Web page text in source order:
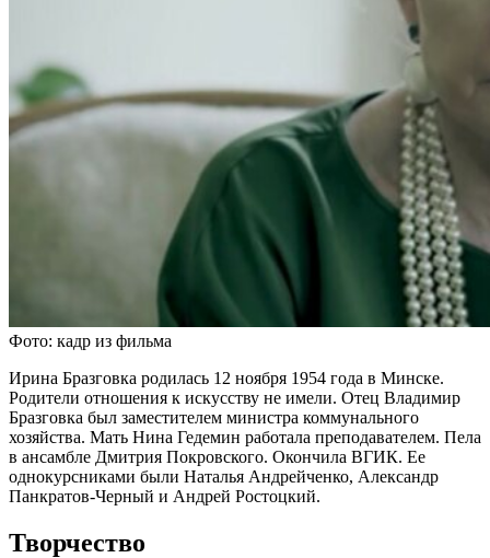
Фото: кадр из фильма
Ирина Бразговка родилась 12 ноября 1954 года в Минске.
Родители отношения к искусству не имели. Отец Владимир
Бразговка был заместителем министра коммунального
хозяйства. Мать Нина Гедемин работала преподавателем. Пела
в ансамбле Дмитрия Покровского. Окончила ВГИК. Ее
однокурсниками были Наталья Андрейченко, Александр
Панкратов-Черный и Андрей Ростоцкий.
Творчество